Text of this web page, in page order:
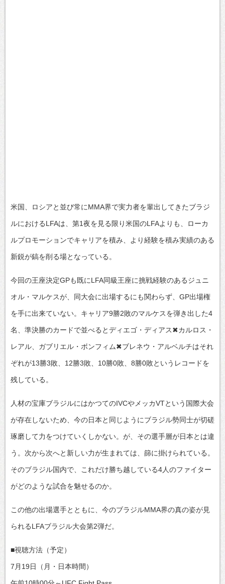
米国、ロシアと並び常にMMA界で実力者を輩出してきたブラジ
ルにおけるLFAは、第1夜を見る限り米国のLFAよりも、ローカ
ルプロモーションでキャリアを積み、より経験を積み実績のある
新鋭が鎬を削る場となっている。
今回の王座決定GPも既にLFA同級王座に挑戦経験のあるジュニ
オル・マルケスが、同大会に出場するにも関わらず、GP出場権
を手に出来ていない。キャリア9勝2敗のマルケスを弾き出した4
名、準決勝のカードで並べるとディエゴ・ディアス✖カルロス・
レアル、ガブリエル・ボンフィム✖ブレネウ・アルベルチはそれ
ぞれが13勝3敗、12勝3敗、10勝0敗、8勝0敗というレコードを
残している。
人材の宝庫ブラジルにはかつてのIVCやメッカVTという国際大会
が存在しないため、今の日本と同じようにブラジル勢同士が切磋
琢磨して力をつけていくしかない。が、その選手層が日本とは違
う。次から次へと新しい力が生まれては、篩に掛けられている。
そのブラジル国内で、これだけ勝ち越している4人のファイター
がどのような試合を魅せるのか。
この他の出場選手とともに、今のブラジルMMA界の真の姿が見
られるLFAブラジル大会第2弾だ。
■視聴方法（予定）
7月19日（月・日本時間）